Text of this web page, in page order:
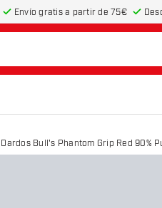
Envío gratis a partir de 75€
Dardos Bull's Phantom Grip Red 90%
Plástico